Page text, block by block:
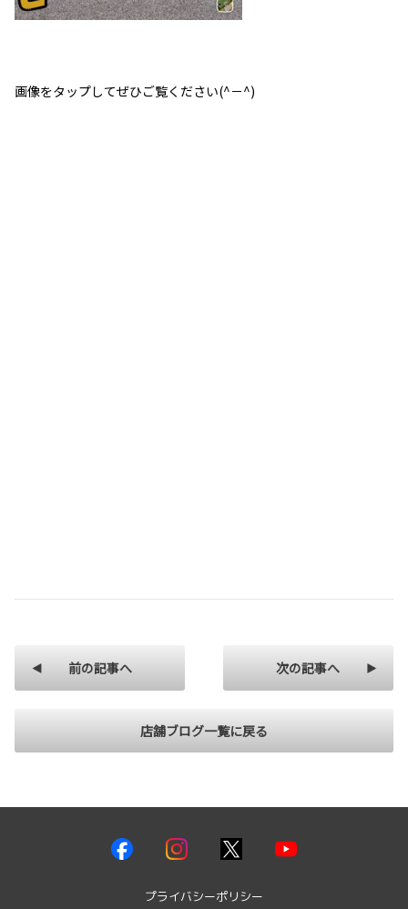
画像をタップしてぜひご覧ください(^－^)
前の記事へ
店舗ブログ一覧に戻る
次の記事へ
プライバシーポリシー